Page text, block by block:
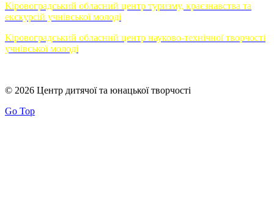
Кіровоградський обласний центр туризму, краєзнавства та
екскурсій учнівської молоді
Кіровоградський обласний центр науково-технічної творчості
учнівської молоді
© 2026 Центр дитячої та юнацької творчості
Go Top